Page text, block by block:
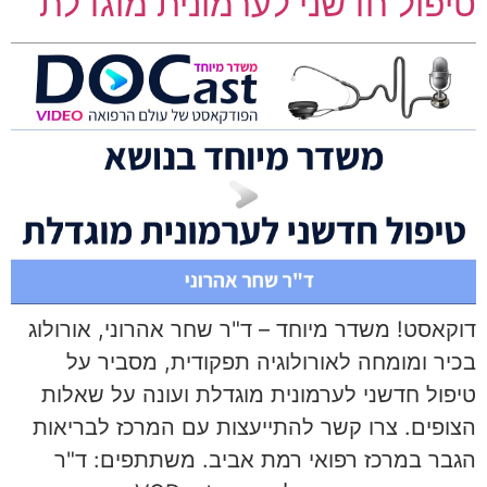
דוקאסט! משדר מיוחד – ד"ר שחר אהרוני, אורולוג
בכיר ומומחה לאורולוגיה תפקודית, מסביר על
טיפול חדשני לערמונית מוגדלת ועונה על שאלות
הצופים. צרו קשר להתייעצות עם המרכז לבריאות
הגבר במרכז רפואי רמת אביב. משתתפים: ד"ר